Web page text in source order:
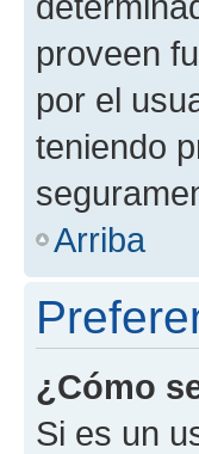
proveen
por el
teniendo
Arriba
¿Cómo
Si es un